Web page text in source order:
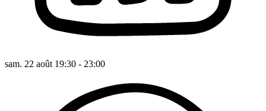
sam. 22 août 19:30 - 23:00